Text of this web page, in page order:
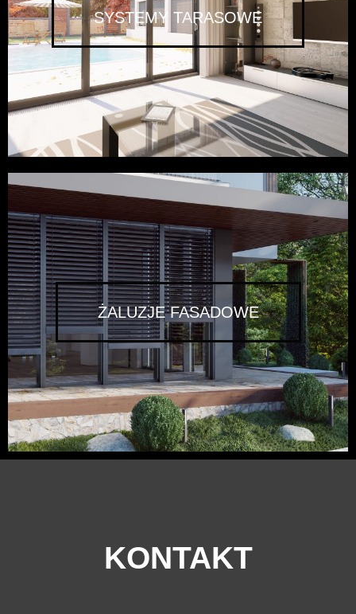
SYSTEMY TARASOWE
ŻALUZJE FASADOWE
KONTAKT